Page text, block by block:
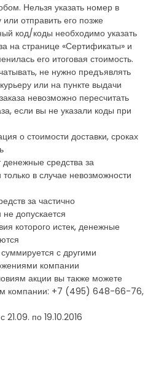
Нельзя указать номер в
отправить его позже
код/коды необходимо указать
на странице «Сертификаты» и
его итоговая стоимость.
не нужно предъявлять
или на пункте выдачи
невозможно пересчитать
если вы не указали коды при
о стоимости доставки, сроках
средства за
в случае невозможности
за частично
допускается
которого истек, денежные
с другими
компании
акции вы также можете
компании: +7 (495) 648-66-76,
21.09. по 19.10.2016